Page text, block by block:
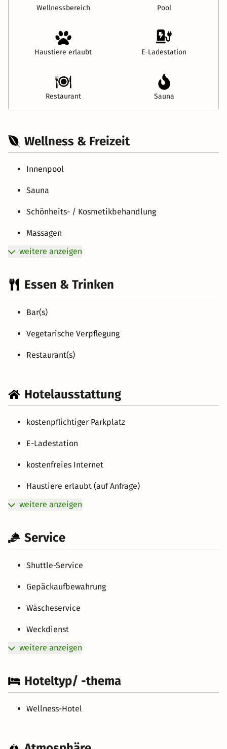
Wellnessbereich Pool
Haustiere erlaubt E-Ladestation
Restaurant Sauna
Wellness & Freizeit
Innenpool
Sauna
Schönheits- / Kosmetikbehandlung
Massagen
weitere anzeigen
Essen & Trinken
Bar(s)
Vegetarische Verpflegung
Restaurant(s)
Hotelausstattung
kostenpflichtiger Parkplatz
E-Ladestation
kostenfreies Internet
Haustiere erlaubt (auf Anfrage)
weitere anzeigen
Service
Shuttle-Service
Gepäckaufbewahrung
Wäscheservice
Weckdienst
weitere anzeigen
Hoteltyp/ -thema
Wellness-Hotel